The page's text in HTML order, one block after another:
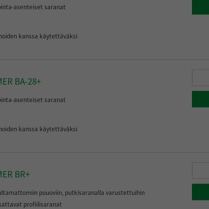
asenteiset saranat
kanssa käytettäväksi
BA-28+
asenteiset saranat
kanssa käytettäväksi
BR+
puuoviin, putkisaranalla varustettuihin
profiilisaranat